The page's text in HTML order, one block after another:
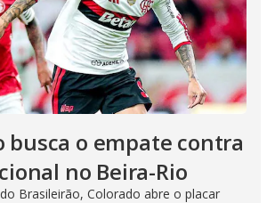
busca o empate contra
no Beira-Rio
Brasileirão, Colorado abre o placar